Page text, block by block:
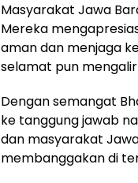
Masyarakat Jawa
Mereka
aman dan menjaga
selamat pun
Dengan semangat
ke tanggung jawab
dan masyarakat
membanggakan di